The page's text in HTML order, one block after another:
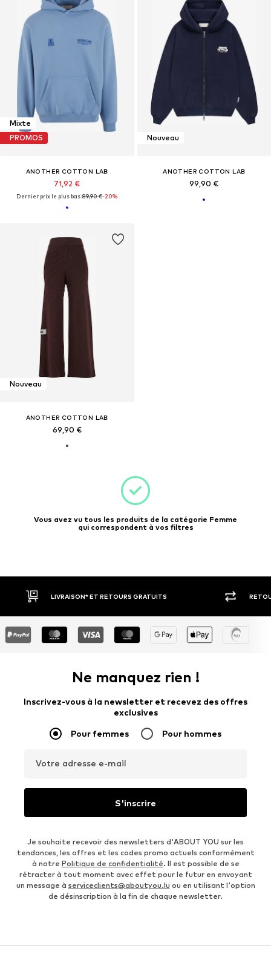
Mixte
PROMOS
ANOTHER COTTON LAB
71,92 €
Dernier prix le plus bas :89,90 €-20%
Nouveau
ANOTHER COTTON LAB
99,90 €
Nouveau
ANOTHER COTTON LAB
69,90 €
Vous avez vu tous les produits de la catégorie Femme
qui correspondent à vos filtres
ET RETOURS GRATUITS RETOUR SOUS 30 JOURS
Ne manquez rien !
Inscrivez-vous à la newsletter et recevez des offres
exclusives
Pour femmes Pour hommes
Votre adresse e-mail
S'inscrire
Je souhaite recevoir des newsletters d'ABOUT YOU sur les
tendances, les offres et les codes promo actuels conformément
à notre Politique de confidentialité. Il est possible de se
rétracter à tout moment avec effet pour le futur en envoyant
un message à serviceclients@aboutyou.lu ou en utilisant l'option
de désinscription à la fin de chaque newsletter.